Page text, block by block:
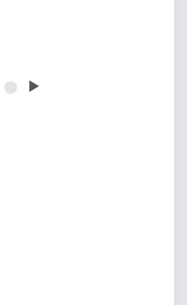
⬤ ▶